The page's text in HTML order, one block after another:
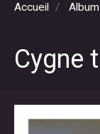
Accueil
Cygne